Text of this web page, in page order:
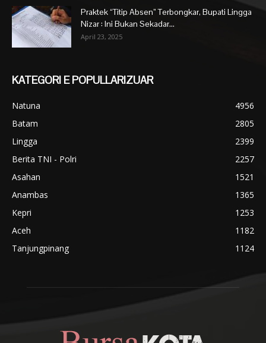
Praktek “Titip Absen” Terbongkar, Bupati Lingga
Nizar : Ini Bukan Sekadar...
April 23, 2025
KATEGORI E POPULLARIZUAR
Natuna
4956
Batam
2805
Lingga
2399
Berita TNI - Polri
2257
Asahan
1521
Anambas
1365
Kepri
1253
Aceh
1182
Tanjungpinang
1124